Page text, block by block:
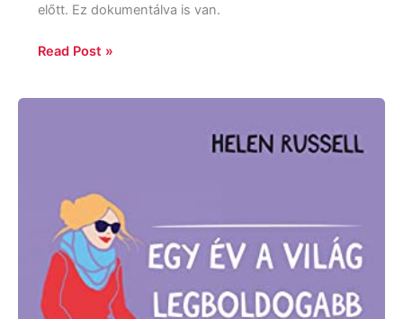
előtt. Ez dokumentálva is van.
Read Post »
világ
legboldogabb
országában